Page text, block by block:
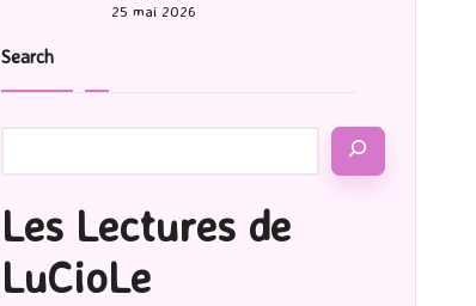
25 mai 2026
Search
Les Lectures de
LuCioLe